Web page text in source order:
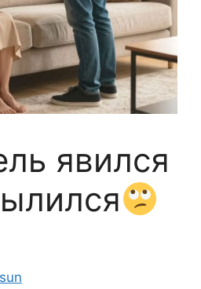
явился